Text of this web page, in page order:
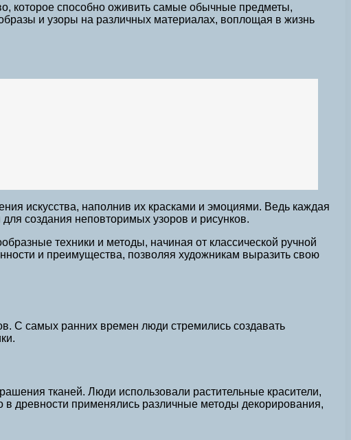
которое способно оживить самые обычные предметы,
и узоры на различных материалах, воплощая в жизнь
искусства, наполнив их красками и эмоциями. Ведь каждая
для создания неповторимых узоров и рисунков.
техники и методы, начиная от классической ручной
и преимущества, позволяя художникам выразить свою
С самых ранних времен люди стремились создавать
тканей. Люди использовали растительные красители,
в древности применялись различные методы декорирования,